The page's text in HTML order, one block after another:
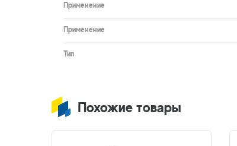
Применение
Применение
Тип
Похожие товары